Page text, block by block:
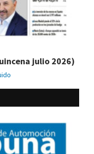
julio 2026)